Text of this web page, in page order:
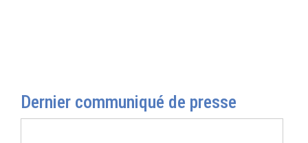
Dernier communiqué de presse